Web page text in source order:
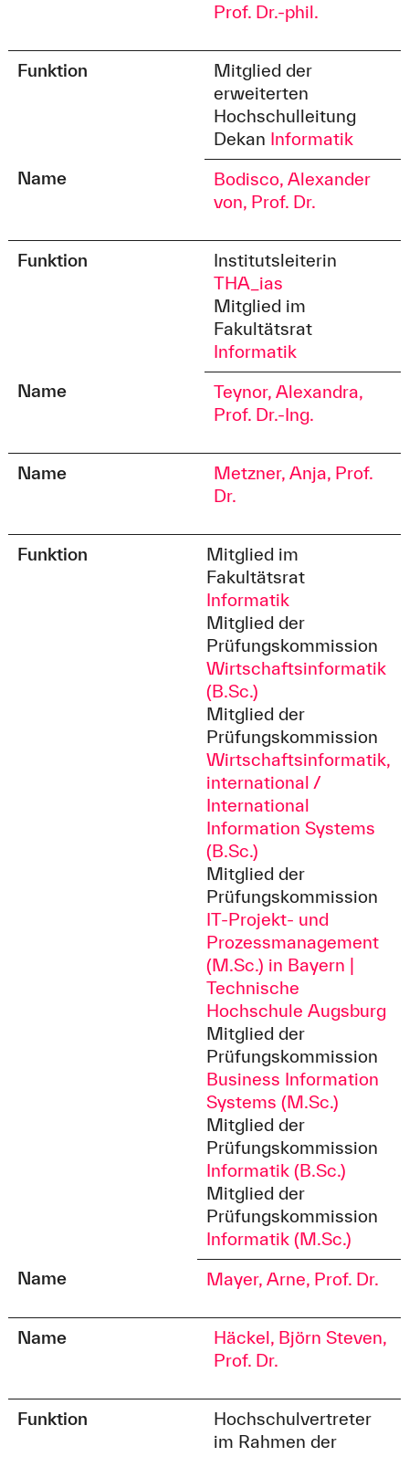
Prof. Dr.-phil.
Funktion
Mitglied der
erweiterten
Hochschulleitung
Dekan Informatik
Name
Bodisco, Alexander
von, Prof. Dr.
Funktion
Institutsleiterin
THA_ias
Mitglied im
Fakultätsrat
Informatik
Name
Teynor, Alexandra,
Prof. Dr.-Ing.
Name
Metzner, Anja, Prof.
Dr.
Funktion
Mitglied im
Fakultätsrat
Informatik
Mitglied der
Prüfungskommission
Wirtschaftsinformatik
(B.Sc.)
Mitglied der
Prüfungskommission
Wirtschaftsinformatik,
international /
International
Information Systems
(B.Sc.)
Mitglied der
Prüfungskommission
IT-Projekt- und
Prozessmanagement
(M.Sc.) in Bayern |
Technische
Hochschule Augsburg
Mitglied der
Prüfungskommission
Business Information
Systems (M.Sc.)
Mitglied der
Prüfungskommission
Informatik (B.Sc.)
Mitglied der
Prüfungskommission
Informatik (M.Sc.)
Name
Mayer, Arne, Prof. Dr.
Name
Häckel, Björn Steven,
Prof. Dr.
Funktion
Hochschulvertreter
im Rahmen der